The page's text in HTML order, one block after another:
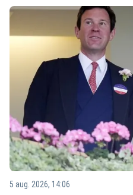
5 aug. 2026, 14:06